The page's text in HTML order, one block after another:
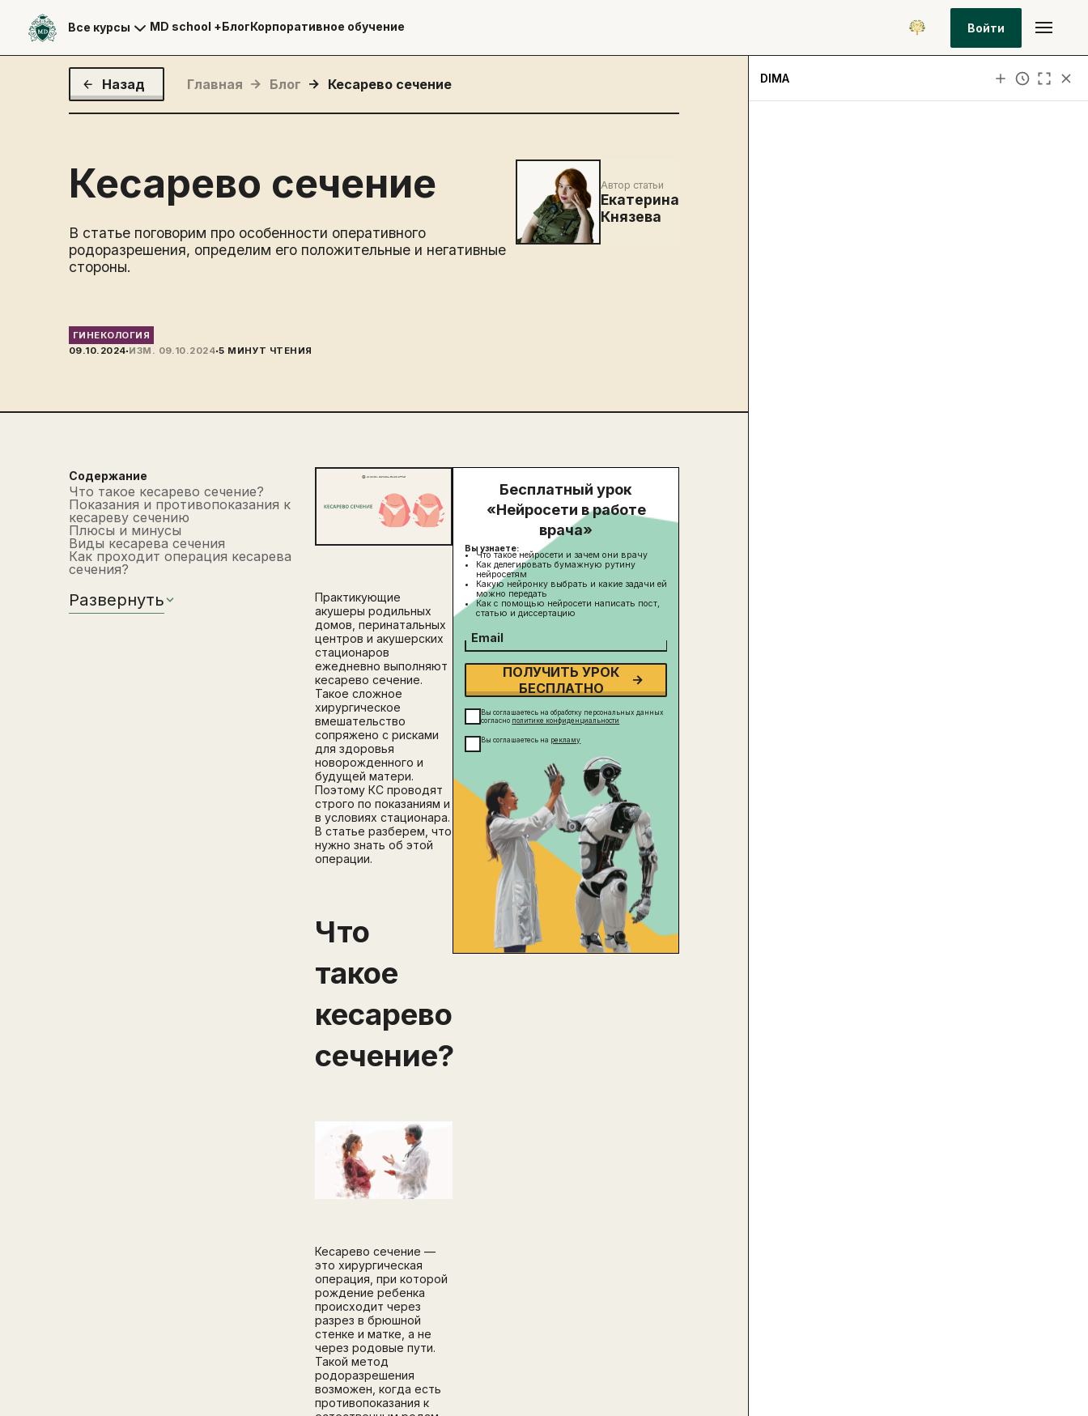
Все курсы MD school +БлогКорпоративное обучение Войти
Назад Главная Блог Кесарево сечение
Кесарево сечение
В статье поговорим про особенности оперативного
родоразрешения, определим его положительные и негативные
стороны.
Автор статьи
Екатерина
Князева
ГИНЕКОЛОГИЯ
09.10.2024·ИЗМ. 09.10.2024·5 МИНУТ ЧТЕНИЯ
Содержание
Что такое кесарево сечение?
Показания и противопоказания к
кесареву сечению
Плюсы и минусы
Виды кесарева сечения
Как проходит операция кесарева
сечения?
Развернуть
Практикующие
акушеры родильных
домов, перинатальных
центров и акушерских
стационаров
ежедневно выполняют
кесарево сечение.
Такое сложное
хирургическое
вмешательство
сопряжено с рисками
для здоровья
новорожденного и
будущей матери.
Поэтому КС проводят
строго по показаниям и
в условиях стационара.
В статье разберем, что
нужно знать об этой
операции.
Что
такое
кесарево
сечение?
Кесарево сечение —
это хирургическая
операция, при которой
рождение ребенка
происходит через
разрез в брюшной
стенке и матке, а не
через родовые пути.
Такой метод
родоразрешения
возможен, когда есть
противопоказания к
Бесплатный урок
«Нейросети в работе
врача»
Вы узнаете:
Что такое нейросети и зачем они врачу
Как делегировать бумажную рутину
нейросетям
Какую нейронку выбрать и какие задачи ей
можно передать
Как с помощью нейросети написать пост,
статью и диссертацию
Email
ПОЛУЧИТЬ УРОК
БЕСПЛАТНО
Вы соглашаетесь на обработку персональных данных
согласно политике конфиденциальности
Вы соглашаетесь на рекламу
DIMA